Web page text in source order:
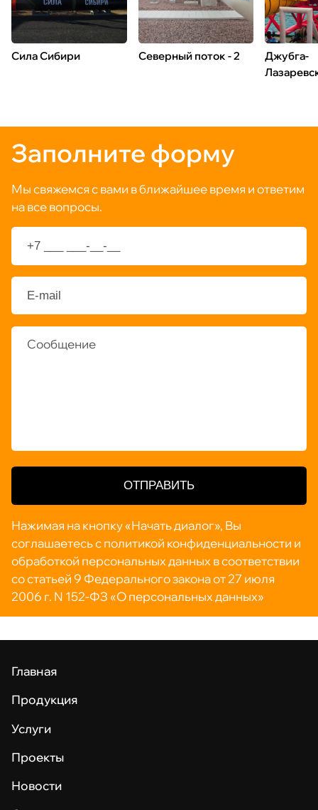
Сила Сибири Северный поток - 2
Джубга-
Заполните форму
Мы свяжемся с вами в ближайшее время и ответим
на все вопросы.
ОТПРАВИТЬ
Нажимая на кнопку «Начать диалог», Вы
соглашаетесь с политикой конфиденциальности и
обработкой персональных данных в соответствии
со статьей 9 Федерального закона от 27 июля
2006 г. N 152-ФЗ «О персональных данных»
Главная
Продукция
Услуги
Проекты
Новости